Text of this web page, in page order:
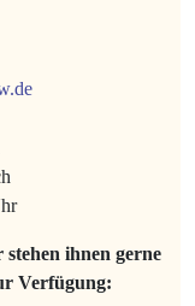
ihnen gerne
Verfügung: